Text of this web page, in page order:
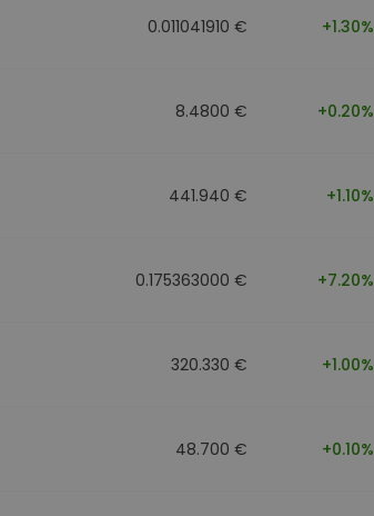
0.011041910 € +1.30%
8.4800 € +0.20%
441.940 € +1.10%
0.175363000 € +7.20%
320.330 € +1.00%
48.700 € +0.10%